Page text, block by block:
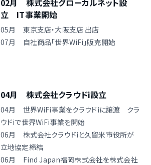
02月 株式会社グローカルネット設
立 IT事業開始
05月 東京支店・大阪支店 出店
07月 自社商品「世界WiFi」販売開始
04月 株式会社クラウドi設立
04月 世界WiFi事業をクラウドiに譲渡 クラ
ウドiで世界WiFi事業を開始
06月 株式会社クラウドiと久留米市役所が
立地協定締結
06月 Find Japan福岡株式会社を株式会社